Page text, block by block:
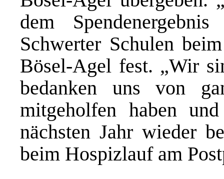
dem
Schwerter Schulen
Bösel-Agel fest. „Wir
bedanken uns von
mitgeholfen haben
nächsten Jahr wieder
beim Hospizlauf am